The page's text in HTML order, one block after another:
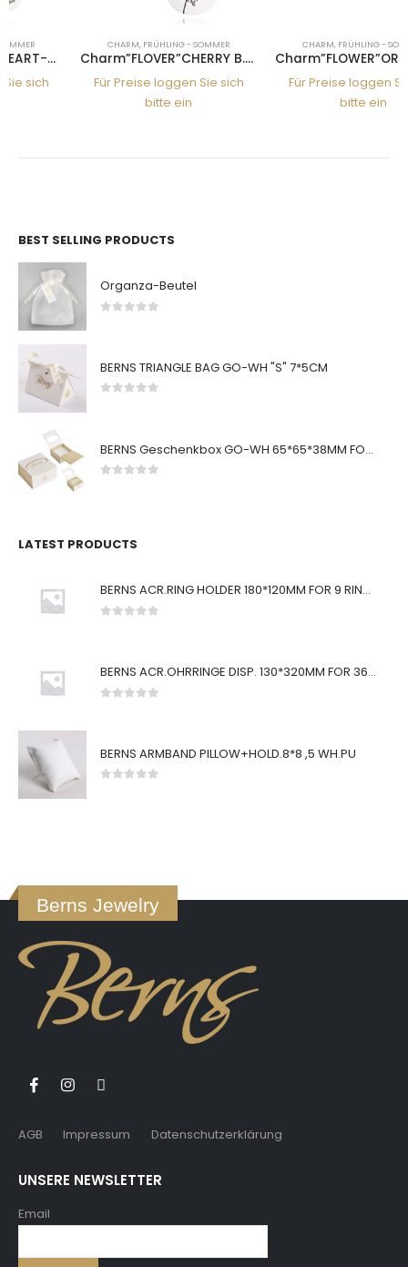
FRÜHLING - SOMMER
Charm”FLOVER”CHERRY B.-LROS
Für Preise loggen Sie sich
FRÜHLING - SOMMER
Charm”FLOWER”ORCHID-L.ROSE
Für Preise loggen Sie sich
BEST SELLING PRODUCTS
Organza-Beutel
BERNS TRIANGLE BAG GO-WH "S" 7*5CM
BERNS Geschenkbox GO-WH 65*65*38MM FOR SMALL SETS
LATEST PRODUCTS
BERNS ACR.RING HOLDER 180*120MM FOR 9 RINGS
BERNS ACR.OHRRINGE DISP. 130*320MM FOR 36 PAIRS
BERNS ARMBAND PILLOW+HOLD.8*8 ,5 WH.PU
Berns Jewelry
AGB Impressum Datenschutzerklärung
UNSERE NEWSLETTER
Email